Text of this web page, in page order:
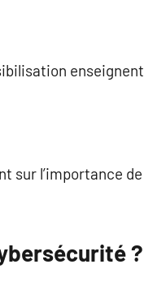
enseignent
sur l’importance de
?